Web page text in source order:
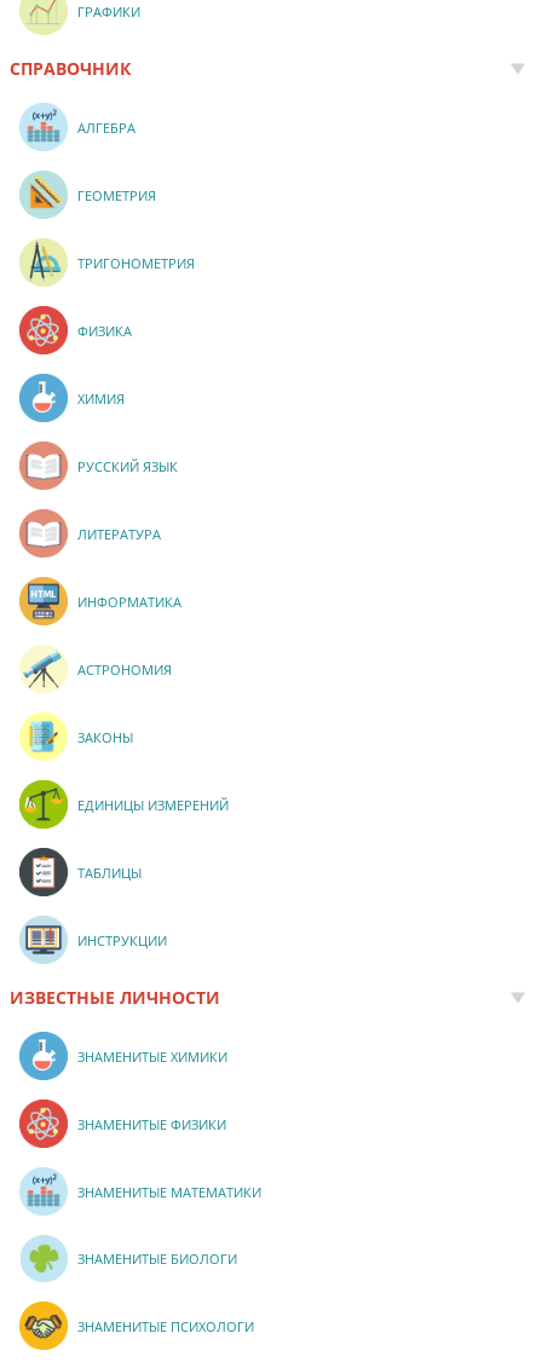
ГРАФИКИ
СПРАВОЧНИК
АЛГЕБРА
ГЕОМЕТРИЯ
ТРИГОНОМЕТРИЯ
ФИЗИКА
ХИМИЯ
РУССКИЙ ЯЗЫК
ЛИТЕРАТУРА
ИНФОРМАТИКА
АСТРОНОМИЯ
ЗАКОНЫ
ЕДИНИЦЫ ИЗМЕРЕНИЙ
ТАБЛИЦЫ
ИНСТРУКЦИИ
ИЗВЕСТНЫЕ ЛИЧНОСТИ
ЗНАМЕНИТЫЕ ХИМИКИ
ЗНАМЕНИТЫЕ ФИЗИКИ
ЗНАМЕНИТЫЕ МАТЕМАТИКИ
ЗНАМЕНИТЫЕ БИОЛОГИ
ЗНАМЕНИТЫЕ ПСИХОЛОГИ